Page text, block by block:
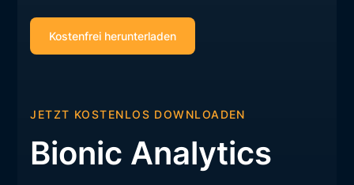
JETZT KOSTENLOS DOWNLOADEN
Bionic Analytics